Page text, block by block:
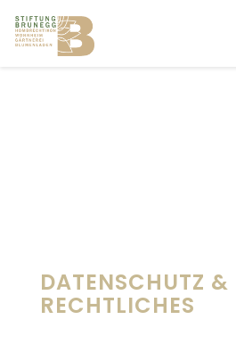
DATENSCHUTZ &
RECHTLICHES